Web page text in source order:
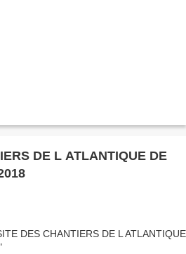
DE L ATLANTIQUE DE